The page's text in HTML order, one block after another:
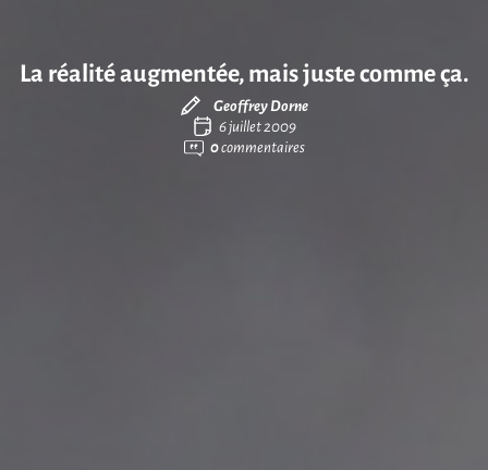
La réalité augmentée, mais juste comme ça.
Geoffrey Dorne
6 juillet 2009
0commentaires